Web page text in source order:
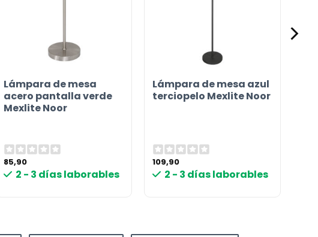
Lámpara de mesa
acero pantalla verde
Mexlite Noor
85,90
2 - 3 días laborables
Lámpara de mesa azul
terciopelo Mexlite Noor
109,90
2 - 3 días laborables